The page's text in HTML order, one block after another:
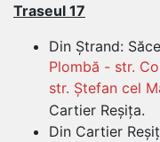
Traseul 17
Din Ștrand:
Plombă - str.
str. Ștefan cel
Cartier Reșița.
Din Cartier